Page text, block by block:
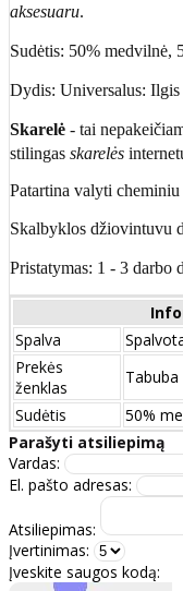
aksesuaru.
Sudėtis: 50% medvilnė,
Dydis: Universalus:
Skarelė - tai
stilingas skarelės
Patartina valyti cheminiu
Skalbyklos džiovintuvu
Pristatymas: 1 - 3 darbo
Spalva
Prekės
ženklas
Tabuba
Sudėtis
50%
Parašyti atsiliepimą
Vardas:
El. pašto adresas:
Atsiliepimas:
Įvertinimas:
Įveskite saugos kodą: